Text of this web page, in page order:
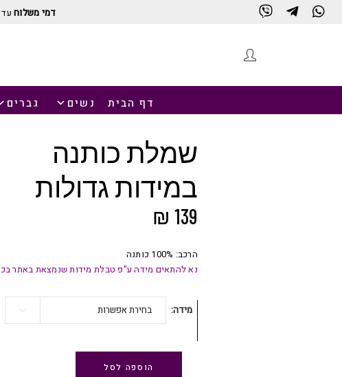
דמי משלוחעד
דף הבית נשים גברים
חנות
שמלת כותנה
במידות גדולות
₪ 139
הרכב: 100% כותנה
נא להתאים מידה ע"פ טבלת מידות שנמצאת באתר
מידה בחירת אפשרות
הוספה לסל